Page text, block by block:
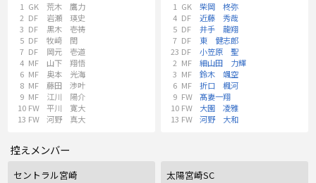
1 GK
荒木 鷹力
2 DF
岩瀬 瑛史
3 DF
黒木 壱祷
5 DF
牧﨑 閏
7 DF
岡元 壱道
4 MF
山下 翔悟
6 MF
奥本 光海
8 MF
藤田 渉叶
9 MF
江川 陽介
10 FW
平川 寛大
13 FW 河野 真大
1 GK
柴岡 柊弥
4 DF
近藤 秀哉
5 DF
井手 龍翔
7 DF
東 健志郎
23 DF
小笠原 聖
2 MF
細山田 力輝
3 MF
鈴木 颯空
6 MF
折口 楓河
9 FW
髙妻一翔
10 FW
大園 凌雅
13 FW 河野 大和
控えメンバー
セントラル宮崎 太陽宮崎SC